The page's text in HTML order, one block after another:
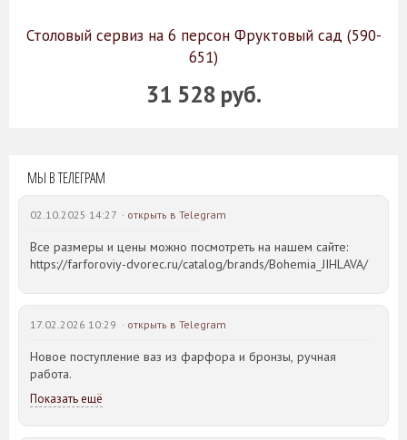
Столовый сервиз на 6 персон Фруктовый сад (590-
651)
31 528 руб.
МЫ В ТЕЛЕГРАМ
02.10.2025 14:27 · открыть в Telegram
Все размеры и цены можно посмотреть на нашем сайте:
https://farforoviy-dvorec.ru/catalog/brands/Bohemia_JIHLAVA/
17.02.2026 10:29 · открыть в Telegram
Новое поступление ваз из фарфора и бронзы, ручная
работа.
Показать ещё